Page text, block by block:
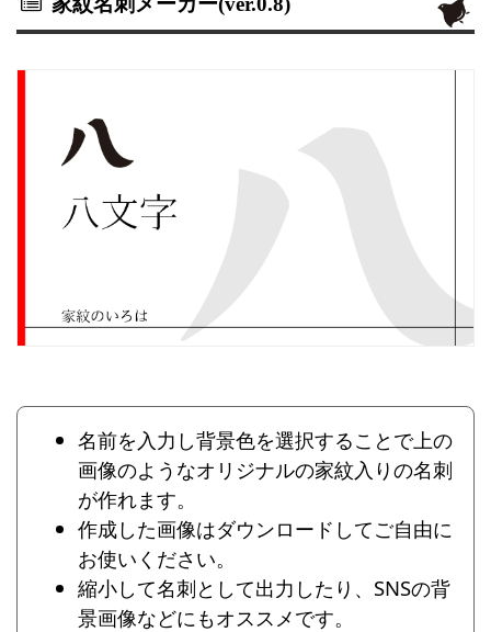
名前を入力し背景色を選択することで上の
画像のようなオリジナルの家紋入りの名刺
が作れます。
作成した画像はダウンロードしてご自由に
お使いください。
縮小して名刺として出力したり、SNSの背
景画像などにもオススメです。